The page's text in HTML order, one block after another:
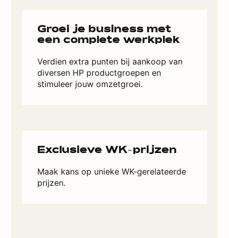
Groei je business met
een complete werkplek
Verdien extra punten bij aankoop van
diversen HP productgroepen en
stimuleer jouw omzetgroei.
Exclusieve WK-prijzen
Maak kans op unieke WK-gerelateerde
prijzen.